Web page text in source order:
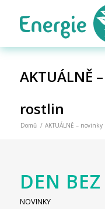
AKTUÁLNĚ
rostlin
Domů / AKTUÁLNĚ –
DEN
NOVINKY